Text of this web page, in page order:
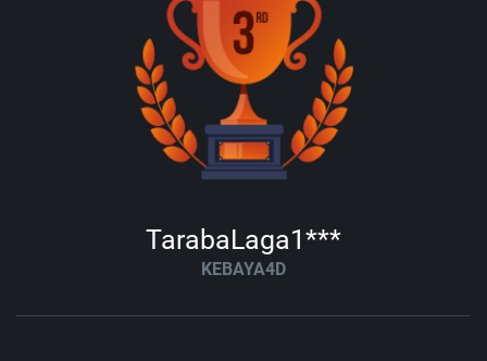
TarabaLaga1***
KEBAYA4D